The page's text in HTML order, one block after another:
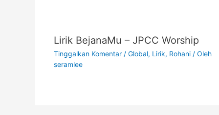
Lirik BejanaMu – JPCC Worship
Tinggalkan Komentar / Global, Lirik, Rohani/ Oleh
seramlee